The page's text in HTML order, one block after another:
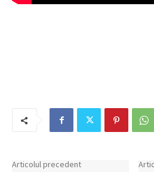
Articolul precedent